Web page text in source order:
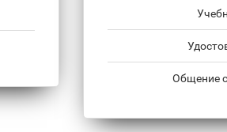
Общение